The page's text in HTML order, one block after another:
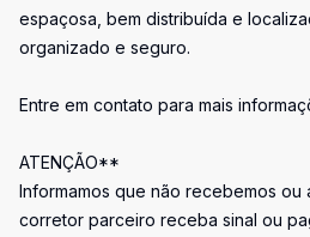
espaçosa, bem distribuída e
organizado e seguro.
Entre em contato para mais
ATENÇÃO**
Informamos que não recebemos ou
corretor parceiro receba sinal ou